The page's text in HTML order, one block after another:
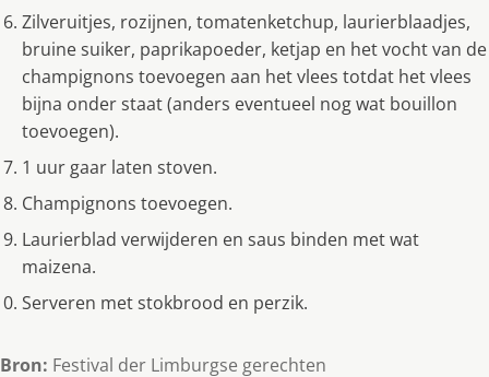
Zilveruitjes, rozijnen, tomatenketchup, laurierblaadjes,
bruine suiker, paprikapoeder, ketjap en het vocht van de
champignons toevoegen aan het vlees totdat het vlees
bijna onder staat (anders eventueel nog wat bouillon
toevoegen).
1 uur gaar laten stoven.
Champignons toevoegen.
Laurierblad verwijderen en saus binden met wat
maizena.
Serveren met stokbrood en perzik.
Bron: Festival der Limburgse gerechten